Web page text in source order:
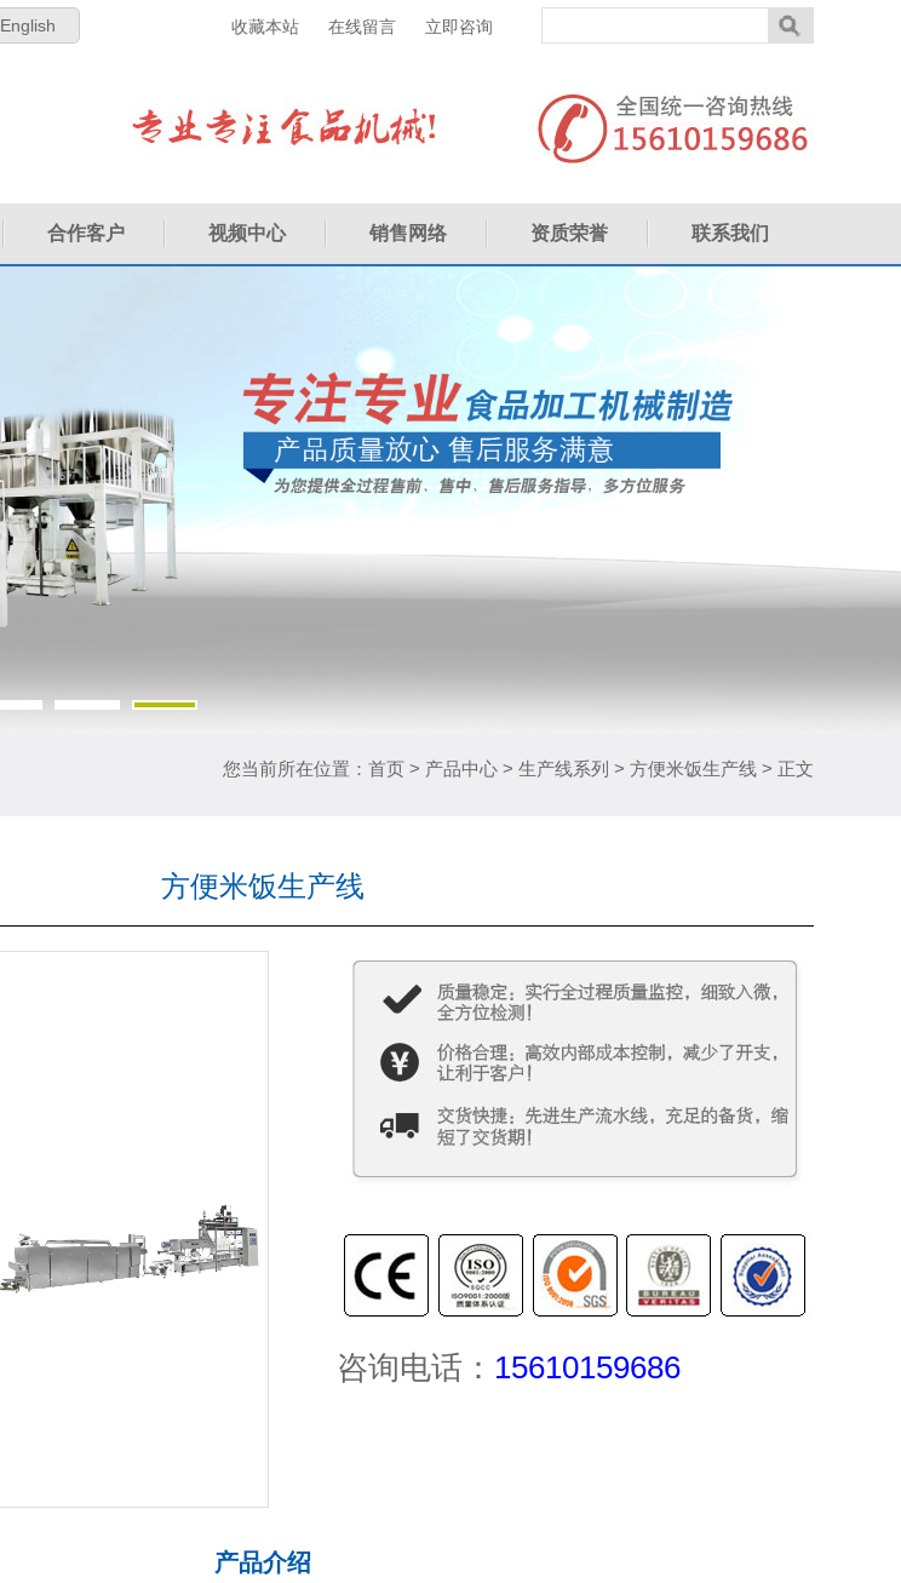
English 收藏本站 在线留言 立即咨询
合作客户 视频中心 销售网络 资质荣誉 联系我们
您当前所在位置： 首页 > 产品中心 > 生产线系列 > 方便米饭生产线 > 正文
方便米饭生产线
咨询电话： 15610159686
产品介绍